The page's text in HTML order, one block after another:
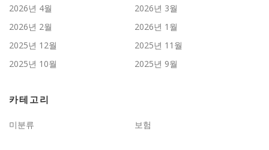
2026년 4월
2026년 3월
2026년 2월
2026년 1월
2025년 12월
2025년 11월
2025년 10월
2025년 9월
카테고리
미분류 보험